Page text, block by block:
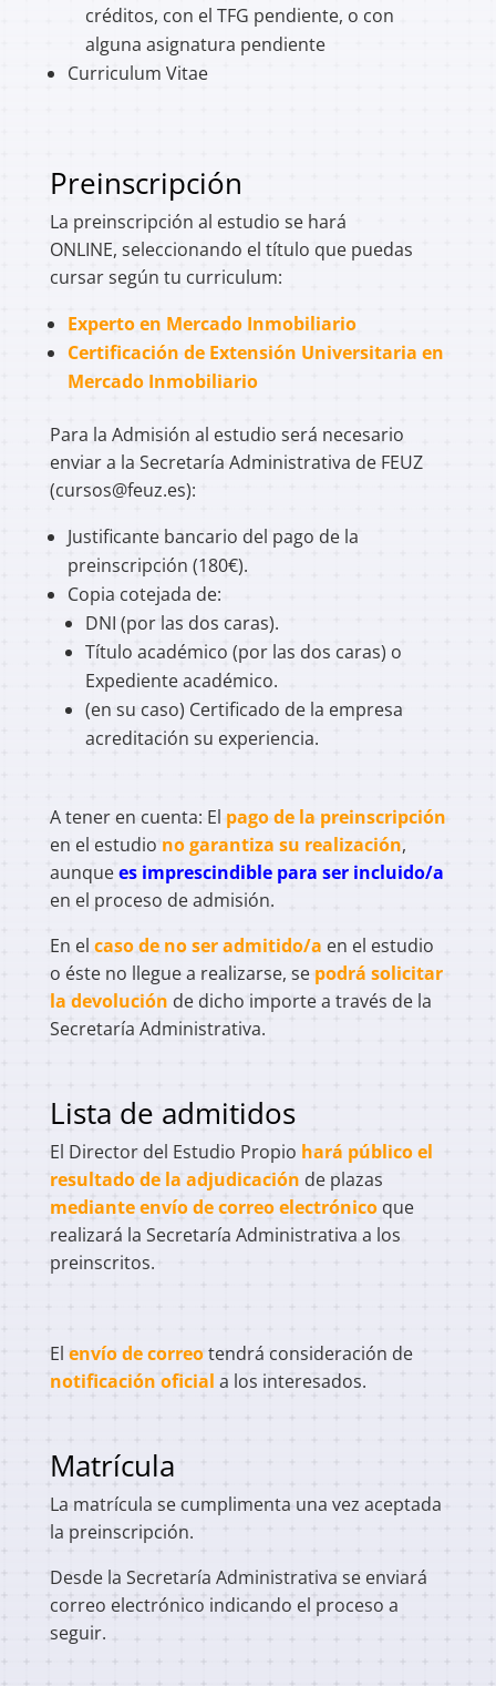
créditos, con el TFG pendiente, o con
alguna asignatura pendiente
Curriculum Vitae
Preinscripción
La preinscripción al estudio se hará
ONLINE, seleccionando el título que puedas
cursar según tu curriculum:
Experto en Mercado Inmobiliario
Certificación de Extensión Universitaria en
Mercado Inmobiliario
Para la Admisión al estudio será necesario
enviar a la Secretaría Administrativa de FEUZ
(cursos@feuz.es):
Justificante bancario del pago de la
preinscripción (180€).
Copia cotejada de:
DNI (por las dos caras).
Título académico (por las dos caras) o
Expediente académico.
(en su caso) Certificado de la empresa
acreditación su experiencia.
A tener en cuenta: El pago de la preinscripción
en el estudio no garantiza su realización,
aunquees imprescindible para ser incluido/a
en el proceso de admisión.
En el caso de no ser admitido/a en el estudio
o éste no llegue a realizarse, se podrá solicitar
la devolución de dicho importe a través de la
Secretaría Administrativa.
Lista de admitidos
El Director del Estudio Propio hará público el
resultado de la adjudicación de plazas
mediante envío de correo electrónico que
realizará la Secretaría Administrativa a los
preinscritos.
El envío de correotendrá consideración de
notificación oficial a los interesados.
Matrícula
La matrícula se cumplimenta una vez aceptada
la preinscripción.
Desde la Secretaría Administrativa se enviará
correo electrónico indicando el proceso a
seguir.